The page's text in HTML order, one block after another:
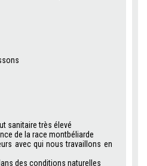
sanitaire très élevé
de la race montbéliarde
avec qui nous travaillons en
des conditions naturelles